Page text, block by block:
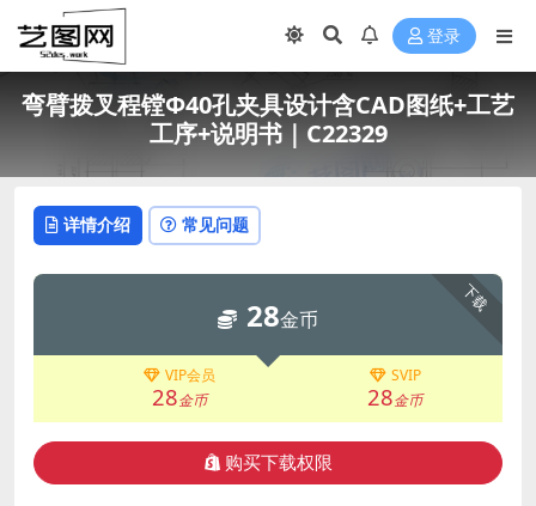
登录
弯臂拨叉程镗Φ40孔夹具设计含CAD图纸+工艺
工序+说明书｜C22329
详情介绍 常见问题
下载
28金币
VIP会员
28金币
SVIP
28金币
购买下载权限